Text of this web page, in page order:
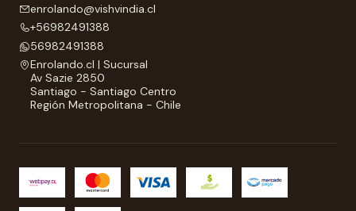
enrolando@vishvindia.cl
+56982491388
56982491388
Enrolando.cl | Sucursal
Av Sazie 2850
Santiago - Santiago Centro
Región Metropolitana - Chile